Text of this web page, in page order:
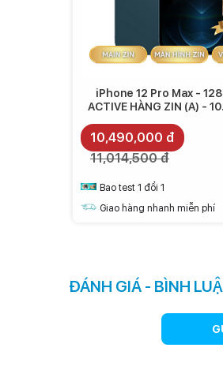
Sự khác biệt với bộ đôi 4/4s
nay đang là 8,1 mm. Điều này
iPhone 12 Pro Max -
ACTIVE HÀNG ZIN (A) -
10,490,000 đ
11,014,500 đ
Bao test 1 đổi 1
Giao hàng nhanh miễn phí
ĐÁNH GIÁ - BÌNH